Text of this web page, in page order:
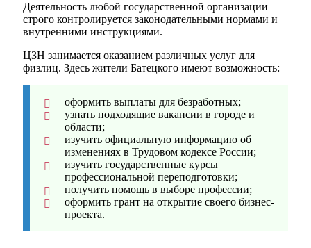
Деятельность любой государственной организации
строго контролируется законодательными нормами и
внутренними инструкциями.
ЦЗН занимается оказанием различных услуг для
физлиц. Здесь жители Батецкого имеют возможность:
оформить выплаты для безработных;
узнать подходящие вакансии в городе и
области;
изучить официальную информацию об
изменениях в Трудовом кодексе России;
изучить государственные курсы
профессиональной переподготовки;
получить помощь в выборе профессии;
оформить грант на открытие своего бизнес-
проекта.